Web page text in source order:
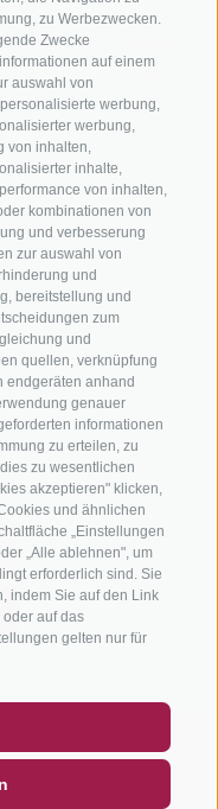
zu Werbezwecken.
Zwecke
auf einem
auswahl von
werbung,
werbung,
von inhalten,
inhalte,
von inhalten,
kombinationen von
und verbesserung
zur auswahl von
und
bereitstellung und
zum
und
quellen, verknüpfung
endgeräten anhand
genauer
informationen
zu erteilen, zu
zu wesentlichen
akzeptieren" klicken,
und ähnlichen
„Einstellungen
„Alle ablehnen", um
erforderlich sind. Sie
indem Sie auf den Link
auf das
gelten nur für
WETTER
in
in
Südtirol
Verleihe
Anreise
Zum
AN!